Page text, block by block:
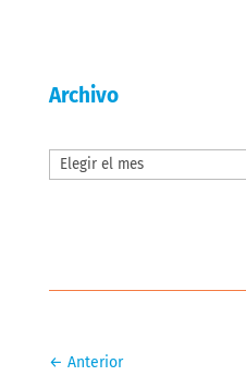
Archivo
Archivos
← Anterior